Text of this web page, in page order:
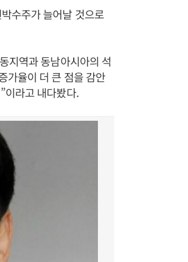
수주가 늘어날 것으로
지역과 동남아시아의 석
가율이 더 큰 점을 감안
이라고 내다봤다.